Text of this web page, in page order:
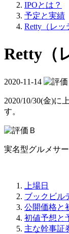
IPOとは？
予定と実績
Retty（レッ
Retty（
2020-11-14
2020/10/30(金)に
す。
実名型グルメサ
上場日
ブックビル
公開価格と
初値予想と
主な幹事証